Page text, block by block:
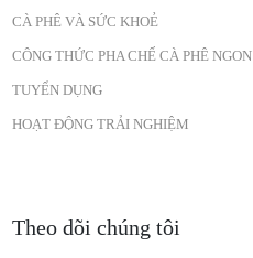
CÀ PHÊ VÀ SỨC KHOẺ
CÔNG THỨC PHA CHẾ CÀ PHÊ NGON
TUYỂN DỤNG
HOẠT ĐỘNG TRẢI NGHIỆM
Theo dõi chúng tôi